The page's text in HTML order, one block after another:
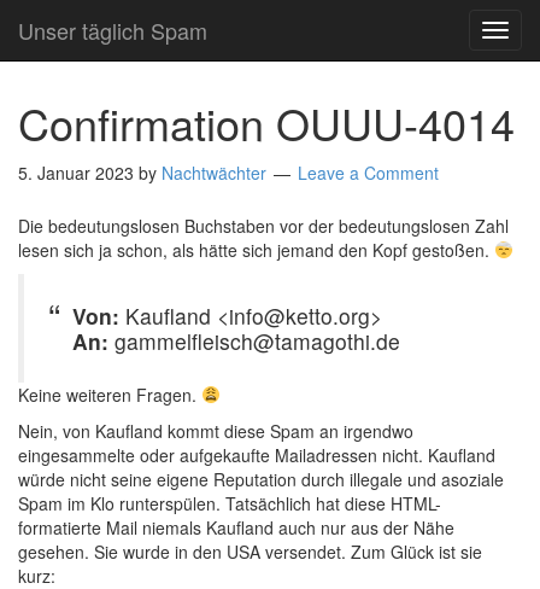
Unser täglich Spam
Confirmation OUUU-4014
5. Januar 2023 by Nachtwächter Leave a Comment
Die bedeutungslosen Buchstaben vor der bedeutungslosen Zahl
lesen sich ja schon, als hätte sich jemand den Kopf gestoßen.
Von: Kaufland <info@ketto.org>
An: gammelfleisch@tamagothi.de
Keine weiteren Fragen.
Nein, von Kaufland kommt diese Spam an irgendwo
eingesammelte oder aufgekaufte Mailadressen nicht. Kaufland
würde nicht seine eigene Reputation durch illegale und asoziale
Spam im Klo runterspülen. Tatsächlich hat diese HTML-
formatierte Mail niemals Kaufland auch nur aus der Nähe
gesehen. Sie wurde in den USA versendet. Zum Glück ist sie
kurz: